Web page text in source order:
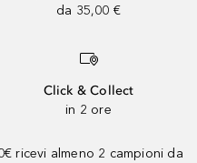
da 35,00 €
Click & Collect
in 2 ore
ricevi almeno 2 campioni da